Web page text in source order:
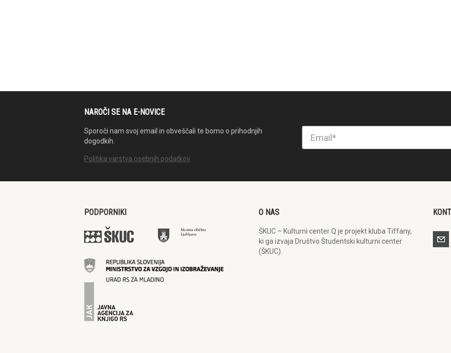
NAROČI SE NA E-NOVICE
Sporoči nam svoj email in obveščali te bomo o prihodnjih
dogodkih.
Politika varstva osebnih podatkov
PODPORNIKI O NAS
ŠKUC – Kulturni center Q je projekt kluba Tiffany,
ki ga izvaja Društvo Študentski kulturni center
(ŠKUC).